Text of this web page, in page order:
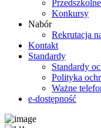
Konkursy
Nabór
Rekrutacja
Kontakt
Standardy
Standardy
Polityka
Ważne
e-dostępność